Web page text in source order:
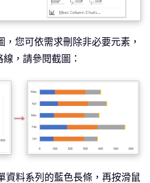
您可依需求刪除非必要元素，
，請參閱截圖：
資料系列的藍色長條，再按滑鼠